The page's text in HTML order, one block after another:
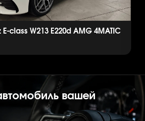
class W213 E220d AMG 4MATIC
вашей